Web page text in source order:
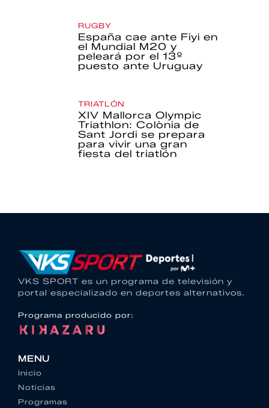
RUGBY
España cae ante Fiyi en
el Mundial M20 y
peleará por el 13º
puesto ante Uruguay
TRIATLÓN
XIV Mallorca Olympic
Triathlon: Colònia de
Sant Jordi se prepara
para vivir una gran
fiesta del triatlón
VKS SPORT es un programa de televisión y
portal especializado en deportes alternativos.
Programa producido por:
MENU
Inicio
Noticias
Programas